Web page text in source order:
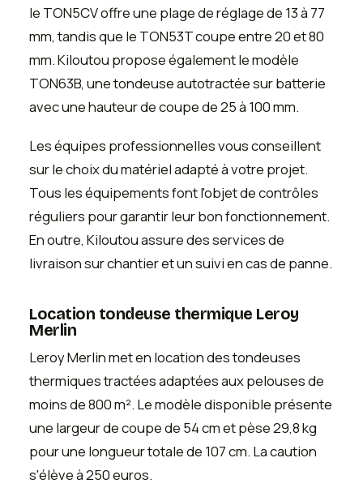
le TON5CV offre une plage de réglage de 13 à 77
mm, tandis que le TON53T coupe entre 20 et 80
mm. Kiloutou propose également le modèle
TON63B, une tondeuse autotractée sur batterie
avec une hauteur de coupe de 25 à 100 mm.
Les équipes professionnelles vous conseillent
sur le choix du matériel adapté à votre projet.
Tous les équipements font l'objet de contrôles
réguliers pour garantir leur bon fonctionnement.
En outre, Kiloutou assure des services de
livraison sur chantier et un suivi en cas de panne.
Location tondeuse thermique Leroy
Merlin
Leroy Merlin met en location des tondeuses
thermiques tractées adaptées aux pelouses de
moins de 800 m². Le modèle disponible présente
une largeur de coupe de 54 cm et pèse 29,8 kg
pour une longueur totale de 107 cm. La caution
s'élève à 250 euros.